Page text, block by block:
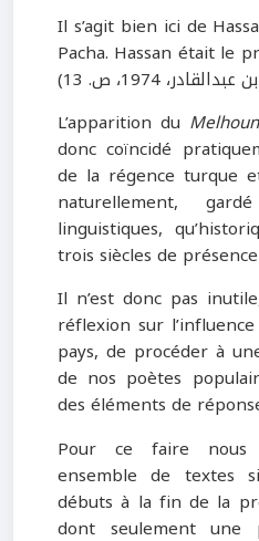
Il s’agit bien ici de
Pacha. Hassan était le
L’apparition du Melhoun
donc coïncidé
de la régence turque
naturellement,
linguistiques,
trois siècles de
Il n’est donc pas
réflexion sur
pays, de procéder à
de nos poètes
des éléments de
Pour ce faire nous
ensemble de textes
débuts à la fin de la
dont seulement